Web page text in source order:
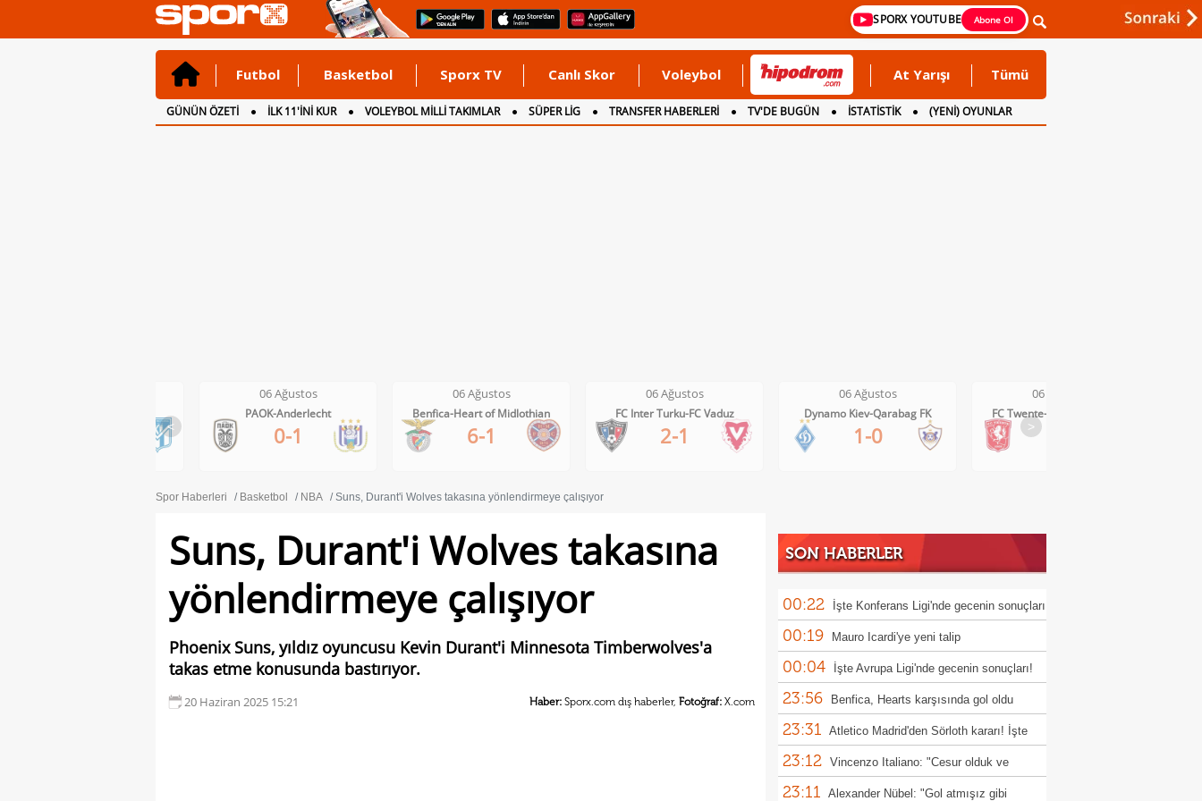
SPORX YOUTUBE Abone Ol
Futbol Basketbol Sporx TV Canlı Skor Voleybol At Yarışı Tümü
GÜNÜN ÖZETİ İLK 11'İNİ KUR VOLEYBOL MİLLİ TAKIMLAR SÜPER LİG TRANSFER HABERLERİ TV'DE BUGÜN İSTATİSTİK
(YENİ) OYUNLAR
CANLI ANLATIM
İNGİLTERE
<
06 Ağustos
PAOK-Anderlecht
0-1
06 Ağustos
Benfica-Heart of Midlothian
6-1
06 Ağustos
FC Inter Turku-FC Vaduz
2-1
06 Ağustos
Dynamo Kiev-Qarabag FK
1-0
06 Ağustos
FC Twente-Dunajska Streda
>
Spor Haberleri Basketbol NBA Suns, Durant'i Wolves takasına yönlendirmeye çalışıyor
Suns, Durant'i Wolves takasına
yönlendirmeye çalışıyor
Phoenix Suns, yıldız oyuncusu Kevin Durant'i Minnesota Timberwolves'a
takas etme konusunda bastırıyor.
20 Haziran 2025 15:21 Haber: Sporx.com dış haberler, Fotoğraf: X.com
SON HABERLER
00:22 İşte Konferans Ligi'nde gecenin sonuçları
00:19 Mauro Icardi'ye yeni talip
00:04 İşte Avrupa Ligi'nde gecenin sonuçları!
23:56 Benfica, Hearts karşısında gol oldu
yağdı!
23:31 Atletico Madrid'den Sörloth kararı! İşte
istenen rakam
23:12 Vincenzo Italiano: "Cesur olduk ve
kazandık"
23:11 Alexander Nübel: "Gol atmışız gibi